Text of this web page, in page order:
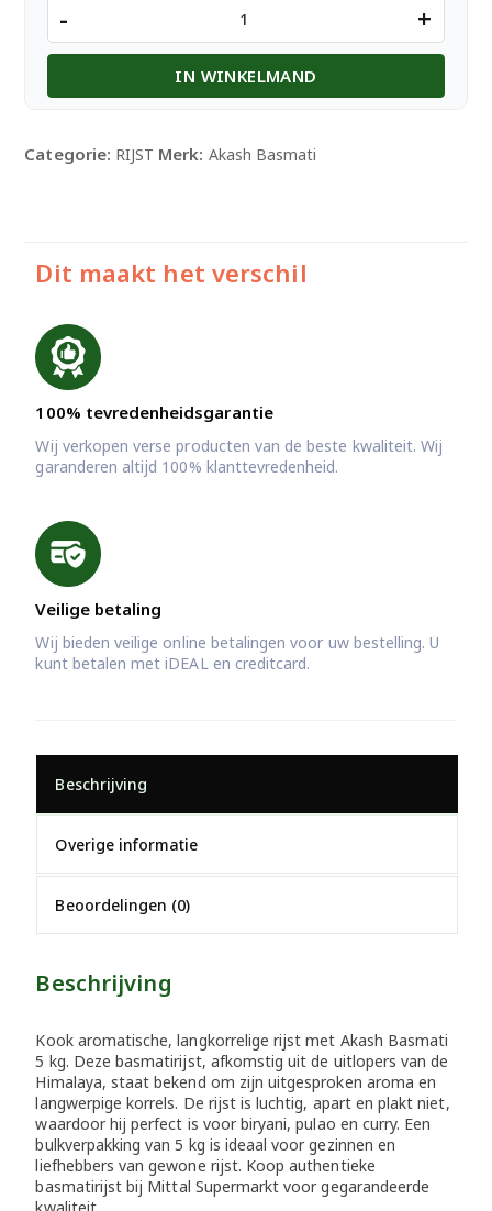
BASMATI
5KG
- +
IN WINKELMAND
Categorie: RIJST Merk: Akash Basmati
Dit maakt het verschil
100% tevredenheidsgarantie
Wij verkopen verse producten van de beste kwaliteit. Wij
garanderen altijd 100% klanttevredenheid.
Veilige betaling
Wij bieden veilige online betalingen voor uw bestelling. U
kunt betalen met iDEAL en creditcard.
Beschrijving
Overige informatie
Beoordelingen (0)
Beschrijving
Kook aromatische, langkorrelige rijst met Akash Basmati
5 kg. Deze basmatirijst, afkomstig uit de uitlopers van de
Himalaya, staat bekend om zijn uitgesproken aroma en
langwerpige korrels. De rijst is luchtig, apart en plakt niet,
waardoor hij perfect is voor biryani, pulao en curry. Een
bulkverpakking van 5 kg is ideaal voor gezinnen en
liefhebbers van gewone rijst. Koop authentieke
basmatirijst bij Mittal Supermarkt voor gegarandeerde